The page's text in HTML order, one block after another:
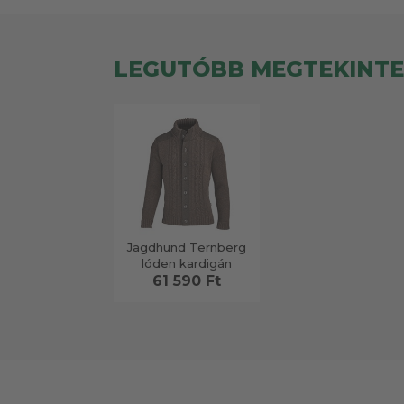
LEGUTÓBB
Jagdhund Ternberg
lóden kardigán
61 590 Ft